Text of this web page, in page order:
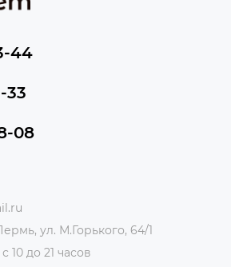
44
33
08
ул. М.Горького, 64/1
10 до 21 часов